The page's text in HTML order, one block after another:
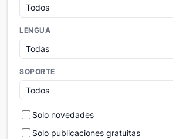
LENGUA
SOPORTE
Solo novedades
Solo publicaciones gratuitas